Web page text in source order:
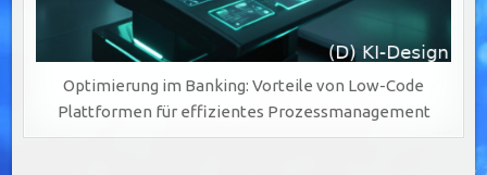
Optimierung im Banking: Vorteile von Low-Code
Plattformen für effizientes Prozessmanagement